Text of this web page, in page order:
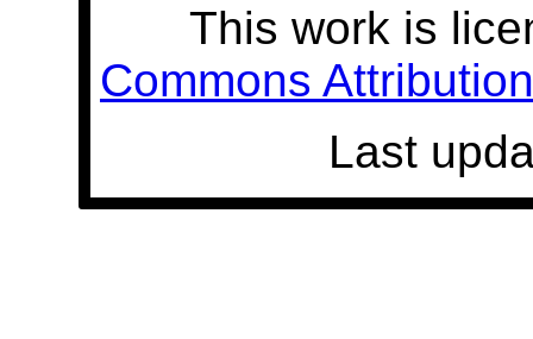
This work is
Commons
Last